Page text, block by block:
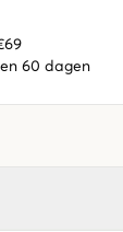
60 dagen